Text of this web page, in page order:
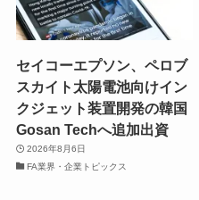
セイコーエプソン、ペロブ
スカイト太陽電池向けイン
クジェット装置開発の韓国
Gosan Techへ追加出資
2026年8月6日
FA業界・企業トピックス